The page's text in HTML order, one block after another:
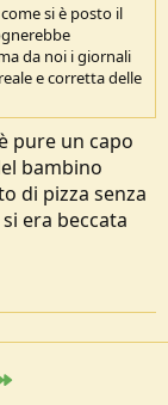
si è posto il
da noi i giornali
e corretta delle
pure un capo
bambino
di pizza senza
era beccata